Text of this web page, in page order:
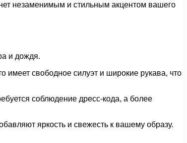
незаменимым и стильным акцентом вашего
и дождя.
имеет свободное силуэт и широкие рукава, что
соблюдение дресс-кода, а более
яркость и свежесть к вашему образу.